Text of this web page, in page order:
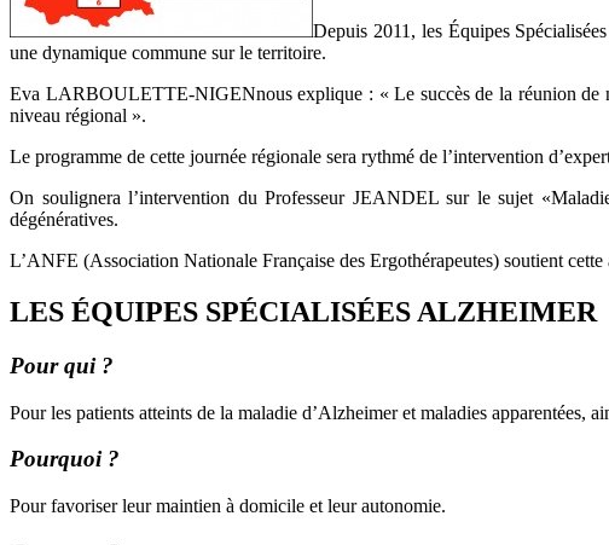
Depuis 2011, les Équipes
une dynamique commune sur le territoire.
Eva LARBOULETTE-NIGENnous explique : « Le succès de la réunion de
niveau régional ».
Le programme de cette journée régionale sera rythmé de l’intervention
On soulignera l’intervention du Professeur JEANDEL sur le sujet
dégénératives.
L’ANFE (Association Nationale Française des Ergothérapeutes) soutient cette
LES ÉQUIPES SPÉCIALISÉES ALZHEIMER
Pour qui ?
Pour les patients atteints de la maladie d’Alzheimer et maladies apparentées,
Pourquoi ?
Pour favoriser leur maintien à domicile et leur autonomie.